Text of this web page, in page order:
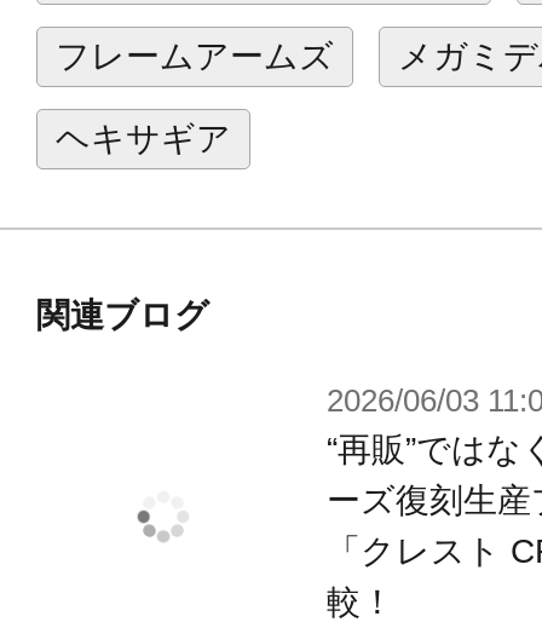
※本製品は再生産です。
※画像は試作品です。実際の商品と
ます。また撮影用に塗装されており
フレームアームズ メガミ
ヘキサギア
関連ブログ
2026/06/03
“再販”ではな
ーズ復刻生
「クレスト
較！